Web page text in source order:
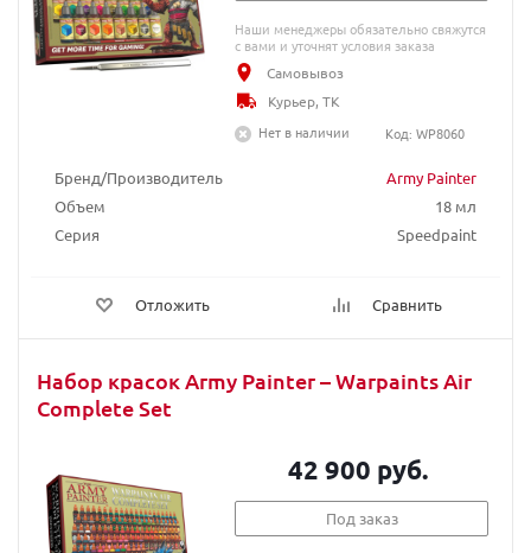
Бренд/Производитель
Army Painter
Объем
18 мл
Серия
Speedpaint
Отложить Сравнить
Наши менеджеры обязательно свяжутся
с вами и уточнят условия заказа
Самовывоз
Курьер, ТК
Нет в наличии
Код: WP8060
Набор красок Army Painter – Warpaints Air
Complete Set
42 900 руб.
Под заказ